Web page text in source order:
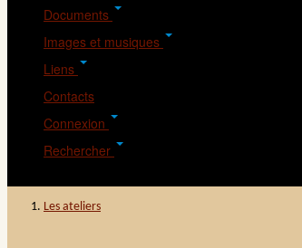
Documents
Images et musiques
Liens
Contacts
Connexion
Rechercher
Les ateliers